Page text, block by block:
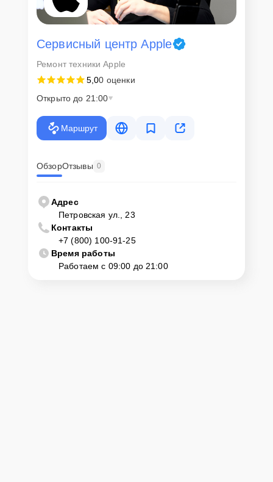
Сервисный центр Apple
Ремонт техники Apple
5,00 оценки
Открыто до 21:00
Маршрут
ОбзорОтзывы 0
Адрес
Петровская ул., 23
Контакты
+7 (800) 100-91-25
Время работы
Работаем с 09:00 до 21:00